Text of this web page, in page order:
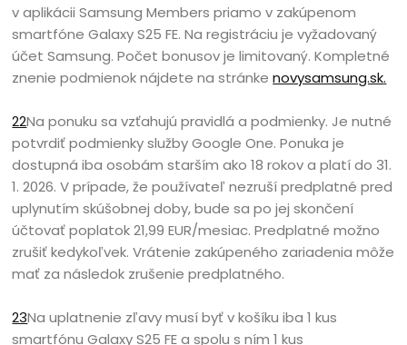
v aplikácii Samsung Members priamo v zakúpenom
smartfóne Galaxy S25 FE. Na registráciu je vyžadovaný
účet Samsung. Počet bonusov je limitovaný. Kompletné
znenie podmienok nájdete na stránkenovysamsung.sk.
22Na ponuku sa vzťahujú pravidlá a podmienky. Je nutné
potvrdiť podmienky služby Google One. Ponuka je
dostupná iba osobám starším ako 18 rokov a platí do 31.
1. 2026. V prípade, že používateľ nezruší predplatné pred
uplynutím skúšobnej doby, bude sa po jej skončení
účtovať poplatok 21,99 EUR/mesiac. Predplatné možno
zrušiť kedykoľvek. Vrátenie zakúpeného zariadenia môže
mať za následok zrušenie predplatného.
23Na uplatnenie zľavy musí byť v košíku iba 1 kus
smartfónu Galaxy S25 FE a spolu s ním 1 kus